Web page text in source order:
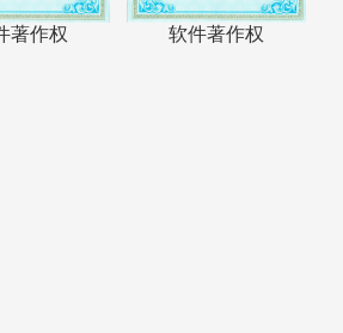
著作权 软件著作权